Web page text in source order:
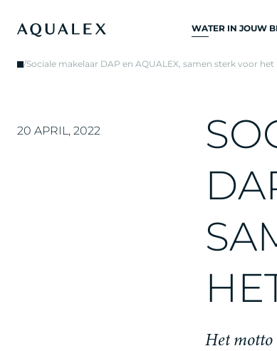
WATER IN JOUW
ALLE
WATERFILTER
/Sociale makelaar DAP en AQUALEX, samen sterk voor het
20 APRIL, 2022 SO
DA
SA
HE
Het motto